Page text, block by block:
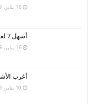
16 يناير، 2019
أسهل 7 لغات في العالم
16 يناير، 2019
أغرب
10 يناير، 2019